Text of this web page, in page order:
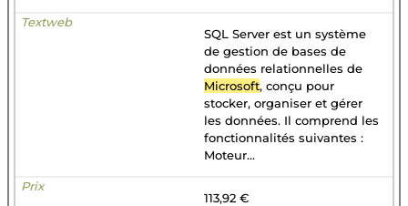
SQL Server est un système
de gestion de bases de
données relationnelles de
Microsoft, conçu pour
stocker, organiser et gérer
les données. Il comprend les
fonctionnalités suivantes :
Moteur...
113,92 €